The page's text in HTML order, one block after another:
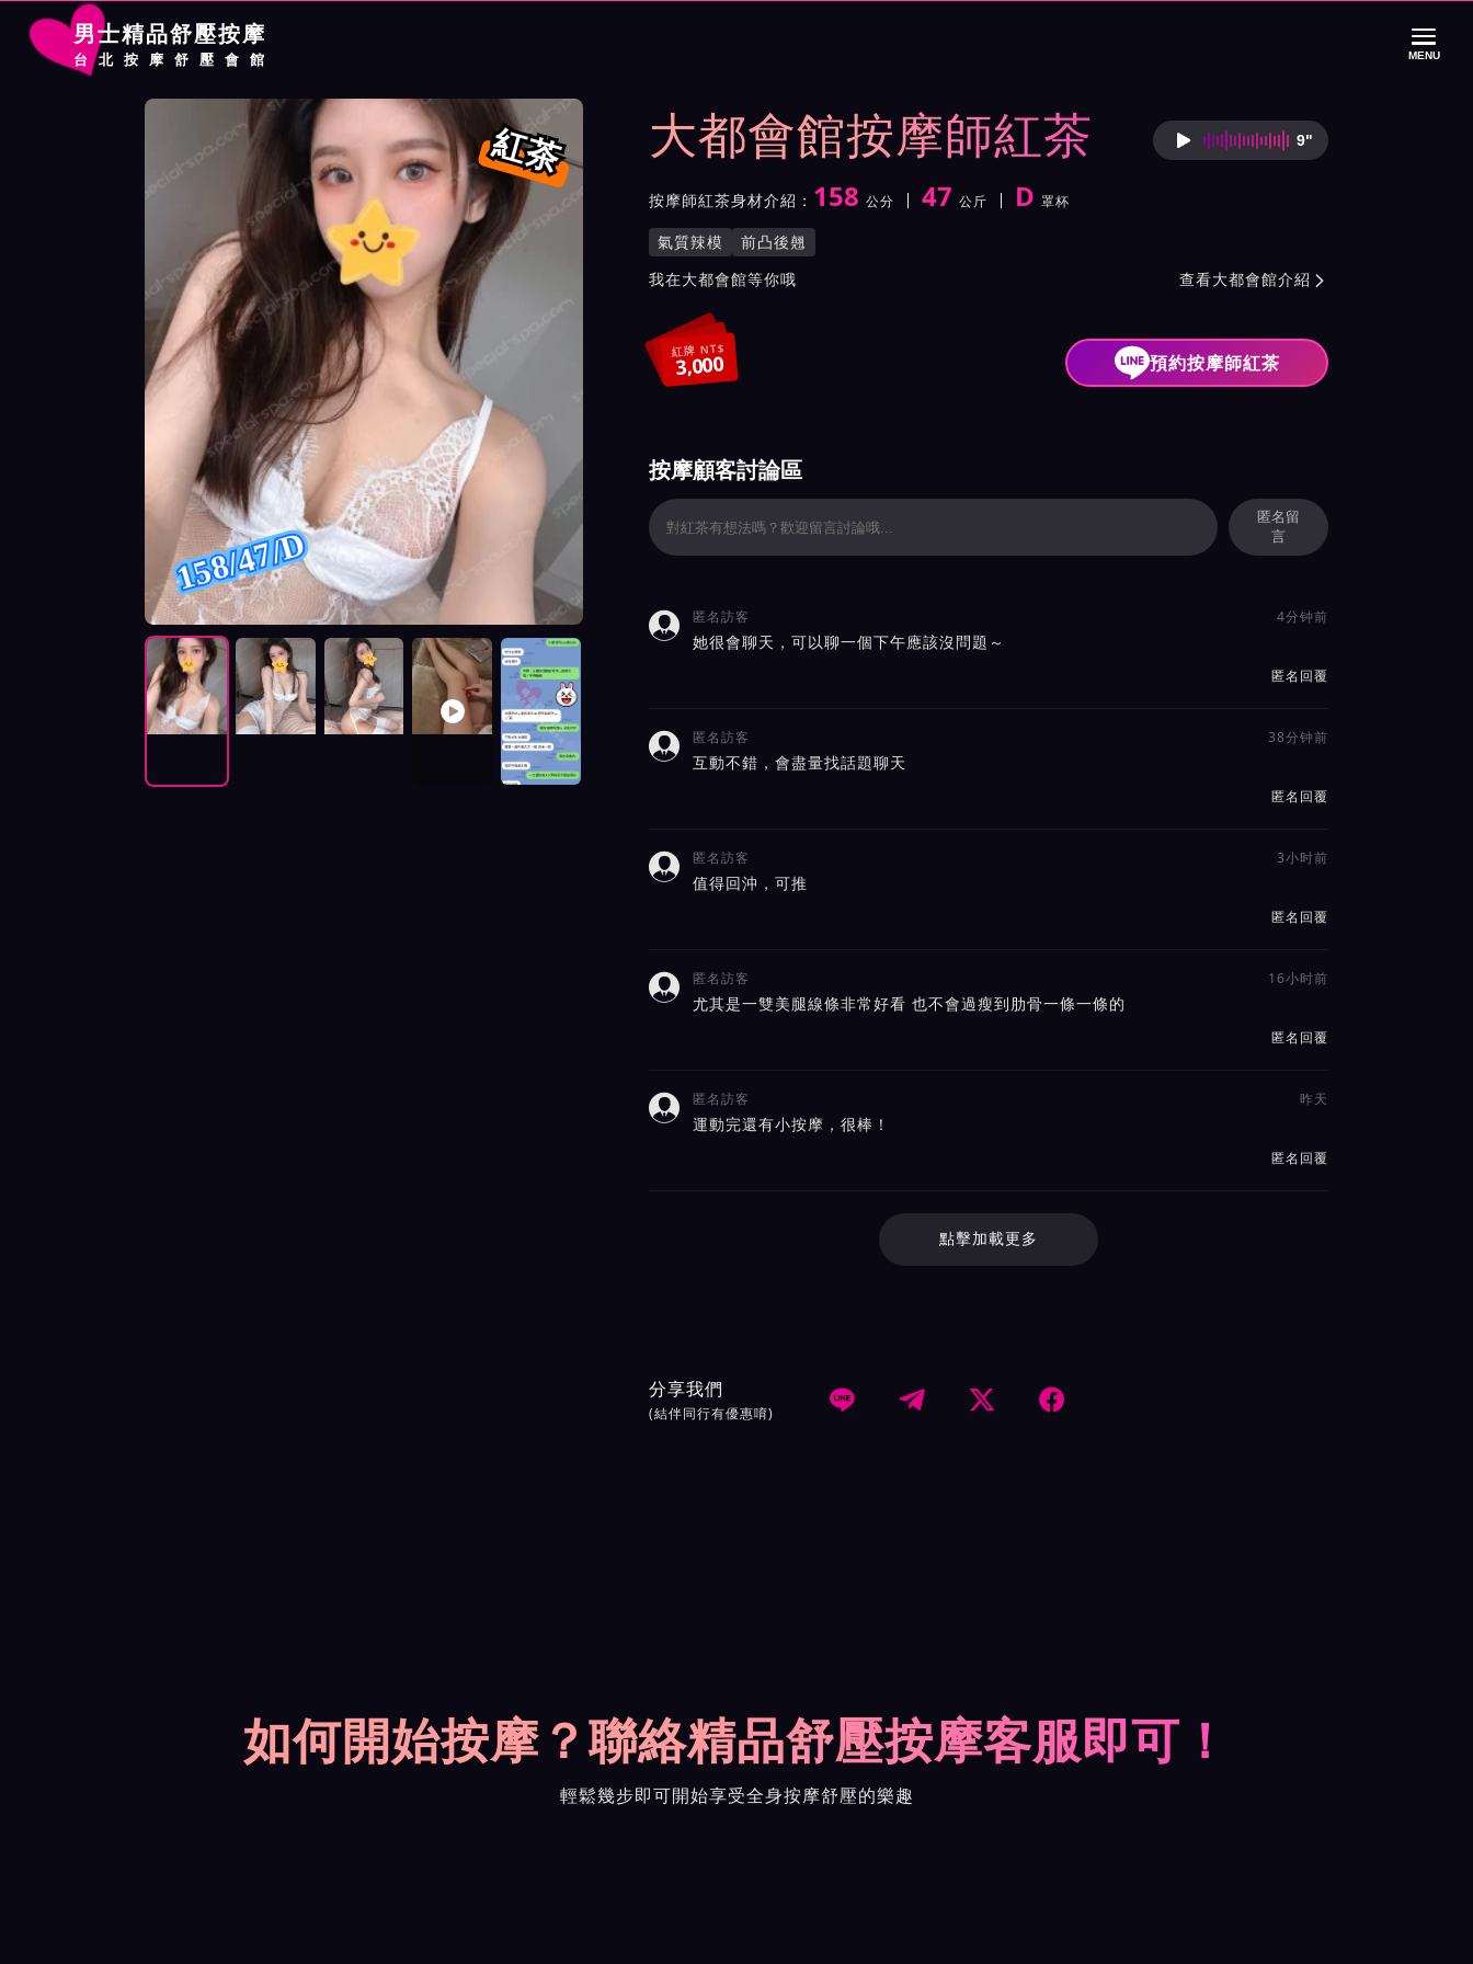
男士精品舒壓按摩
台北按摩舒壓會館 MENU
大都會館按摩師紅茶詳細介紹
大都會館按摩師紅茶 按摩師紅茶語音介
9"
按摩師紅茶身材介紹： 身高
158 公分
體重 47 公斤
罩杯 D 罩杯
按摩師紅茶服務風格與特色
氣質辣模 前凸後翹
按摩師紅茶所屬按摩會館介紹與班表
我在大都會館等你哦 查看大都會館介紹 
紅牌 NT$
3,000 預約按摩師紅茶
大都會館按摩師紅茶照片展示與影片介紹及客戶評價截屏
紅茶
158/47/D
按摩師紅茶照片展示與影片介紹及客戶評價截屏展示
按摩顧客討論區
匿名留
言
 匿名訪客 4分钟前
她很會聊天，可以聊一個下午應該沒問題～
匿名回覆
 匿名訪客 38分钟前
互動不錯，會盡量找話題聊天
匿名回覆
 匿名訪客 3小时前
值得回沖，可推
匿名回覆
 匿名訪客 16小时前
尤其是一雙美腿線條非常好看 也不會過瘦到肋骨一條一條的
匿名回覆
 匿名訪客 昨天
運動完還有小按摩，很棒！
匿名回覆
點擊加載更多
分享我們
(結伴同行有優惠唷)
   
如何開始按摩？聯絡精品舒壓按摩客服即可！
輕鬆幾步即可開始享受全身按摩舒壓的樂趣